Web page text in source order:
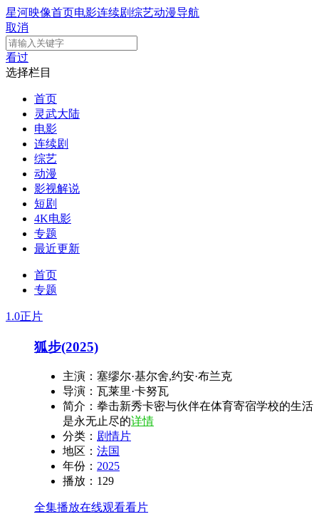
星河映像首页电影连续剧综艺动漫导航
取消
看过
选择栏目
首页
灵武大陆
电影
连续剧
综艺
动漫
影视解说
短剧
4K电影
专题
最近更新
首页
专题
1.0正片
狐步(2025)
主演： 塞缪尔·基尔舍,约安·布兰克
导演： 瓦莱里·卡努瓦
简介： 拳击新秀卡密与伙伴在体育寄宿学校的生活
是永无止尽的详情
分类： 剧情片
地区： 法国
年份： 2025
播放： 129
全集播放在线观看看片